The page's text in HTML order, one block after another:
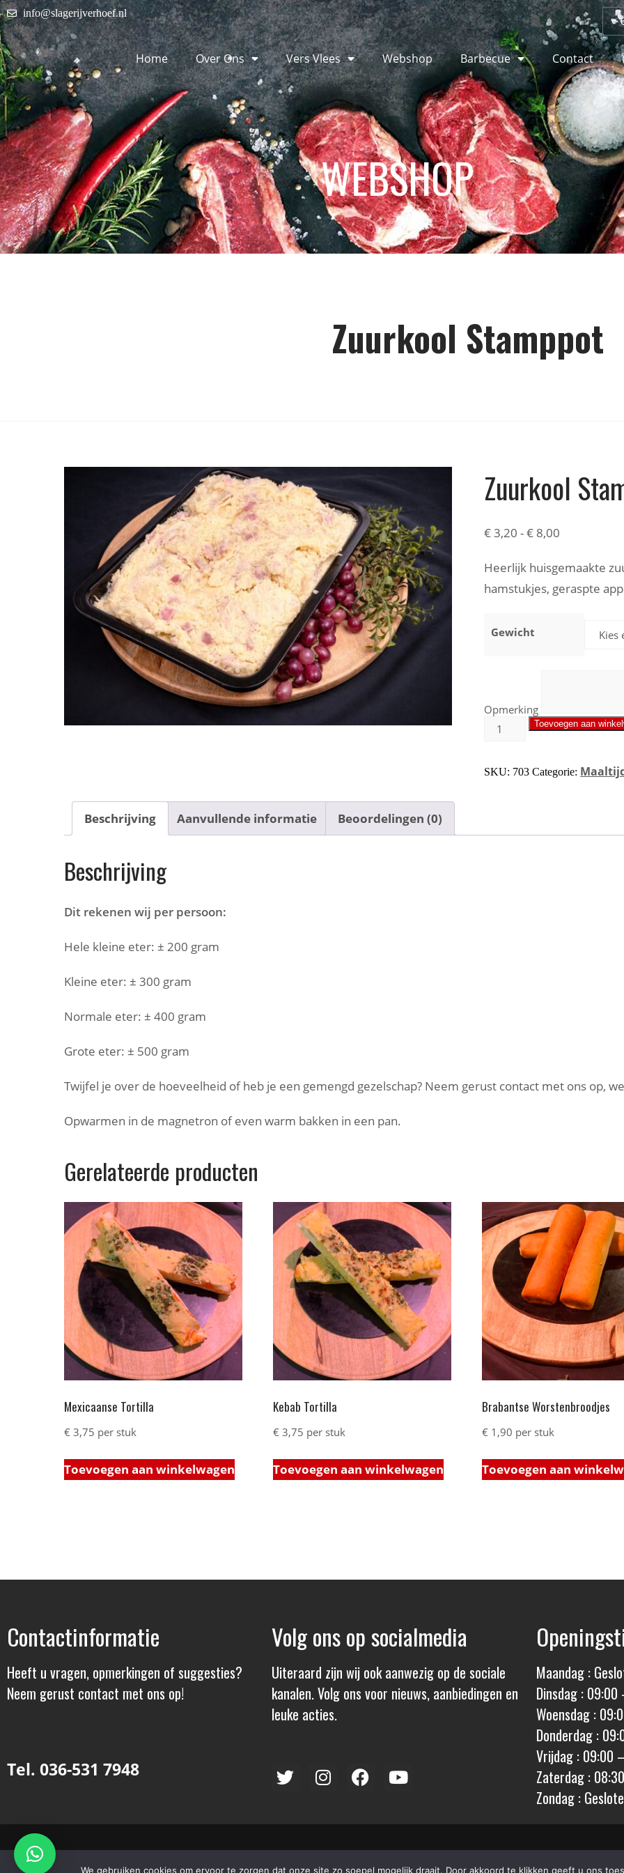
info@slagerijverhoef.nl
Home Over Ons Vers Vlees Webshop Barbecue Contact
WEBSHOP
Zuurkool Stamppot
Zuurkool
€3,20 -€ 8,00
Heerlijk huisgemaakte
hamstukjes, geraspte
Gewicht
Opmerking
Toevoegen aan
SKU: 703 Categorie:
Beschrijving Aanvullende informatie Beoordelingen (0)
Beschrijving
Dit rekenen wij per persoon:
Hele kleine eter: ± 200 gram
Kleine eter: ± 300 gram
Normale eter: ± 400 gram
Grote eter: ± 500 gram
Twijfel je over de hoeveelheid of heb je een gemengd gezelschap? Neem gerust contact met ons op,
Opwarmen in de magnetron of even warm bakken in een pan.
Gerelateerde producten
Mexicaanse Tortilla
€ 3,75 per stuk
Toevoegen aan winkelwagen
Kebab Tortilla
€3,75 per stuk
Toevoegen aan winkelwagen
Brabantse Worstenbroodjes
€1,90 per stuk
Toevoegen aan
Contactinformatie
Heeft u vragen, opmerkingen of suggesties?
Neem gerust contact met ons op!
Tel. 036-531 7948
Volg ons op socialmedia
Uiteraard zijn wij ook aanwezig op de sociale
kanalen. Volg ons voor nieuws, aanbiedingen en
leuke acties.
Maandag :
Dinsdag : 09:00
Woensdag :
Donderdag :
Vrijdag : 09:00
Zaterdag :
Zondag :
© 2024 – Slagerij Verhoef | Alle Rechten Voorbehouden | Webservices door:
We gebruiken cookies om ervoor te zorgen dat onze site zo soepel mogelijk draait. Door akkoord te klikken geeft u ons